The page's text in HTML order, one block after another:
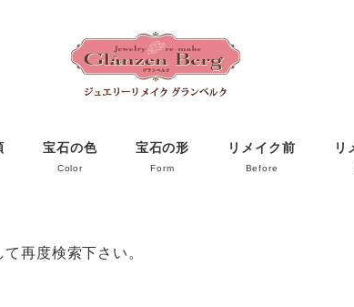
宝石の色
Color
宝石の形
Form
リメイク前
Before
リ
再度検索下さい。